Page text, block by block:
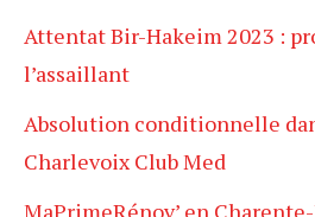
Attentat Bir-Hakeim 2023 :
l’assaillant
Absolution conditionnelle
Charlevoix Club Med
MaPrimeRénov’ en